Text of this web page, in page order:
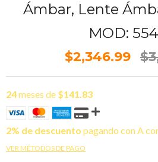
Ámbar, Lente
MOD:
$2,346.99
24meses de $141.83
2% de descuento pagando con A
VER MÉTODOS DE PAGO